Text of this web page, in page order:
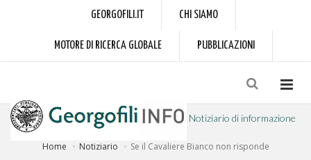
GEORGOFILI.IT CHI SIAMO
MOTORE DI RICERCA GLOBALE PUBBLICAZIONI
Notiziario di informazione
Home Notiziario Se il Cavaliere Bianco non risponde